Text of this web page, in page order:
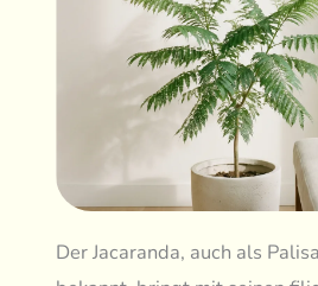
Der Jacaranda, auch als